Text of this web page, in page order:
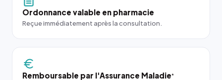
Ordonnance valable en pharmacie
Reçue immédiatement après la consultation.
Remboursable par l'Assurance Maladie*